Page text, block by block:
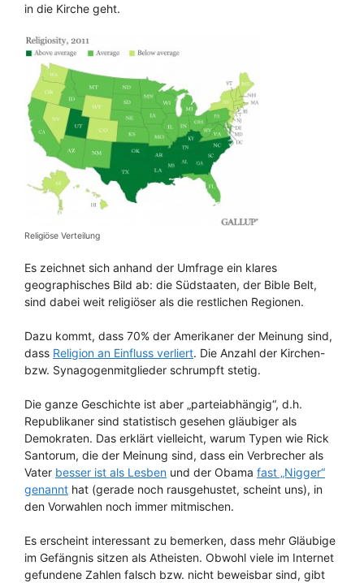
in die Kirche geht.
Religiöse Verteilung
Es zeichnet sich anhand der Umfrage ein klares
geographisches Bild ab: die Südstaaten, der Bible Belt,
sind dabei weit religiöser als die restlichen Regionen.
Dazu kommt, dass 70% der Amerikaner der Meinung sind,
dass Religion an Einfluss verliert. Die Anzahl der Kirchen-
bzw. Synagogenmitglieder schrumpft stetig.
Die ganze Geschichte ist aber „parteiabhängig“, d.h.
Republikaner sind statistisch gesehen gläubiger als
Demokraten. Das erklärt vielleicht, warum Typen wie Rick
Santorum, die der Meinung sind, dass ein Verbrecher als
Vater besser ist als Lesben und der Obama fast „Nigger“
genannt hat (gerade noch rausgehustet, scheint uns), in
den Vorwahlen noch immer mitmischen.
Es erscheint interessant zu bemerken, dass mehr Gläubige
im Gefängnis sitzen als Atheisten. Obwohl viele im Internet
gefundene Zahlen falsch bzw. nicht beweisbar sind, gibt